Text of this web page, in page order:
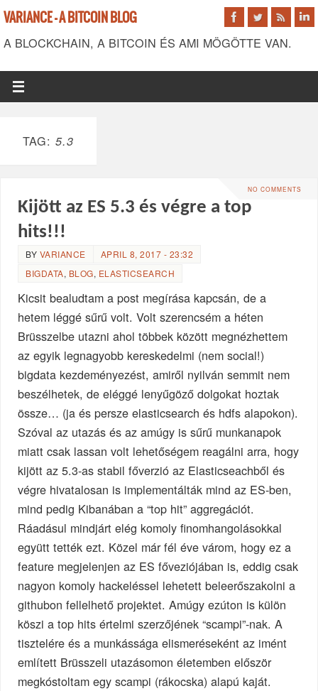
VARIANCE - A BITCOIN BLOG
A BLOCKCHAIN, A BITCOIN ÉS AMI MÖGÖTTE VAN.
TAG: 5.3
NO COMMENTS
Kijött az ES 5.3 és végre a top
hits!!!
BY VARIANCE
APRIL 8, 2017 - 23:32
BIGDATA, BLOG, ELASTICSEARCH
Kicsit bealudtam a post megírása kapcsán, de a
hetem léggé sűrű volt. Volt szerencsém a héten
Brüsszelbe utazni ahol többek között megnézhettem
az egyik legnagyobb kereskedelmi (nem social!)
bigdata kezdeményezést, amiről nyilván semmit nem
beszélhetek, de eléggé lenyűgöző dolgokat hoztak
össze… (ja és persze elasticsearch és hdfs alapokon).
Szóval az utazás és az amúgy is sűrű munkanapok
miatt csak lassan volt lehetőségem reagálni arra, hogy
kijött az 5.3-as stabil főverzió az Elasticseachből és
végre hivatalosan is implementálták mind az ES-ben,
mind pedig Kibanában a “top hit” aggregációt.
Ráadásul mindjárt elég komoly finomhangolásokkal
együtt tették ezt. Közel már fél éve várom, hogy ez a
feature megjelenjen az ES főveziójában is, eddig csak
nagyon komoly hackeléssel lehetett beleerőszakolni a
githubon fellelhető projektet. Amúgy ezúton is külön
köszi a top hits értelmi szerzőjének “scampi”-nak. A
tisztelére és a munkássága elismeréseként az imént
említett Brüsszeli utazásomon életemben először
megkóstoltam egy scampi (rákocska) alapú kaját.